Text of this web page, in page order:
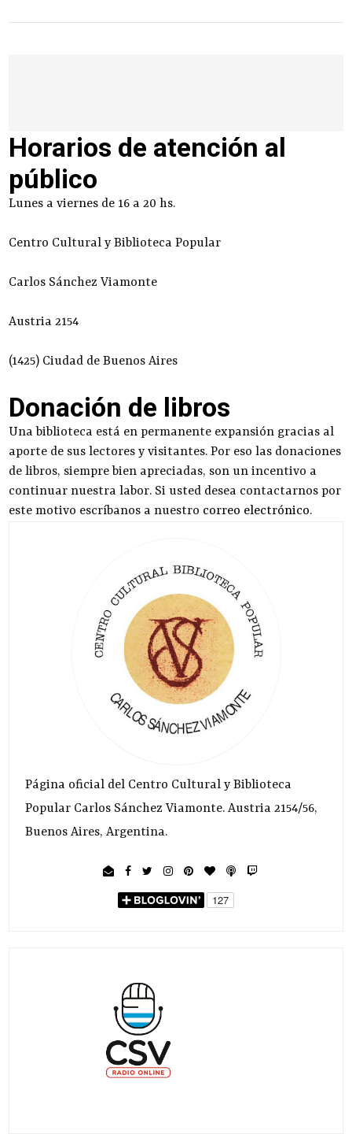
Horarios de atención al
público
Lunes a viernes de 16 a 20 hs.
Centro Cultural y Biblioteca Popular
Carlos Sánchez Viamonte
Austria 2154
(1425) Ciudad de Buenos Aires
Donación de libros
Una biblioteca está en permanente expansión gracias al
aporte de sus lectores y visitantes. Por eso las donaciones
de libros, siempre bien apreciadas, son un incentivo a
continuar nuestra labor. Si usted desea contactarnos por
este motivo escríbanos a nuestro correo electrónico.
Página oficial del Centro Cultural y Biblioteca
Popular Carlos Sánchez Viamonte. Austria 2154/56,
Buenos Aires, Argentina.